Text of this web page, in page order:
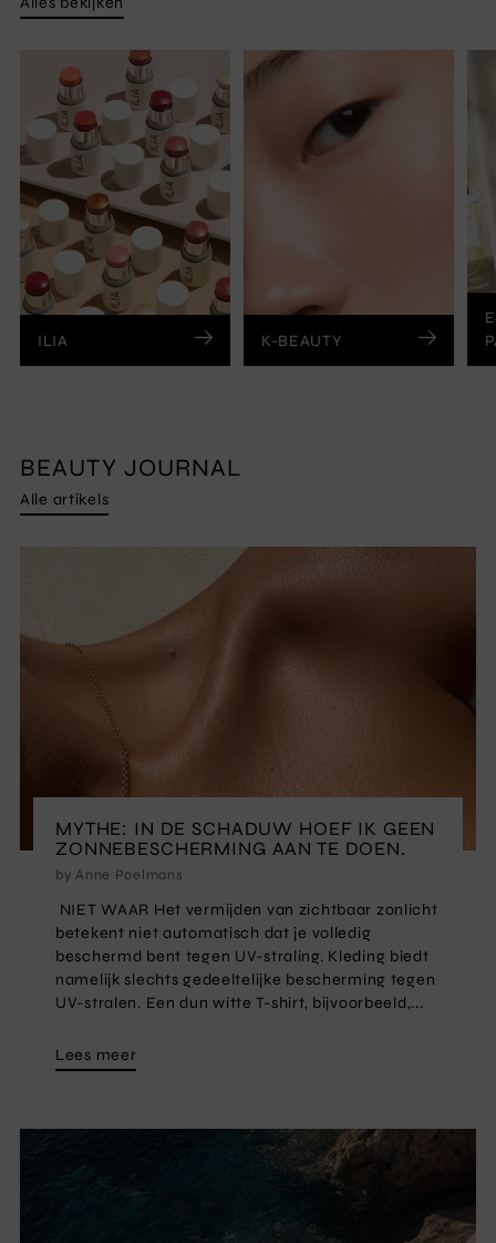
ILIA K-BEAUTY
BEAUTY JOURNAL
Alle artikels
MYTHE: IN DE SCHADUW HOEF IK GEEN
ZONNEBESCHERMING AAN TE DOEN.
by Anne Poelmans
NIET WAAR Het vermijden van zichtbaar zonlicht
betekent niet automatisch dat je volledig
beschermd bent tegen UV-straling. Kleding biedt
namelijk slechts gedeeltelijke bescherming tegen
UV-stralen. Een dun witte T-shirt, bijvoorbeeld,...
Lees meer